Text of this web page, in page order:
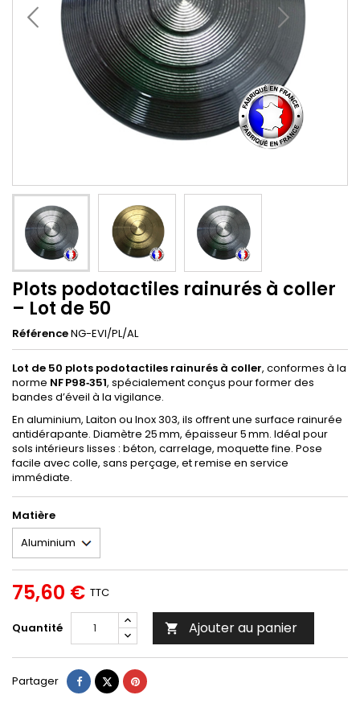
Plots podotactiles rainurés à coller
– Lot de 50
RéférenceNG-EVI/PL/AL
Lot de 50 plots podotactiles rainurés à coller, conformes à la
norme NF P98‑351, spécialement conçus pour former des
bandes d’éveil à la vigilance.
En aluminium, Laiton ou Inox 303, ils offrent une surface rainurée
antidérapante. Diamètre 25 mm, épaisseur 5 mm. Idéal pour
sols intérieurs lisses : béton, carrelage, moquette fine. Pose
facile avec colle, sans perçage, et remise en service
immédiate.
Matière
75,60 € TTC
Quantité  Ajouter au panier
Partager PartagerTweetPinterest